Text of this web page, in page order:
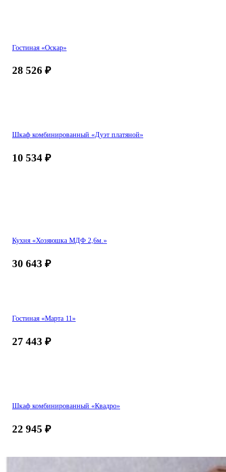
Гостиная «Оскар»
28 526 ₽
Шкаф комбинированный «Дуэт платяной»
10 534 ₽
Кухня «Хозяюшка МДФ 2,6м.»
30 643 ₽
Гостиная «Марта 11»
27 443 ₽
Шкаф комбинированный «Квадро»
22 945 ₽